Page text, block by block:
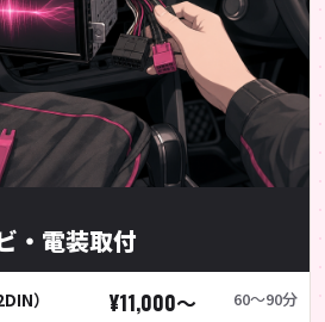
・電装取付
） ¥11,000〜 60〜90分